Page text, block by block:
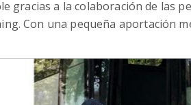
gracias a la colaboración de las
Con una pequeña aportación
actividades, salidas y espacios
hacerlo posible. Cada euro suma,